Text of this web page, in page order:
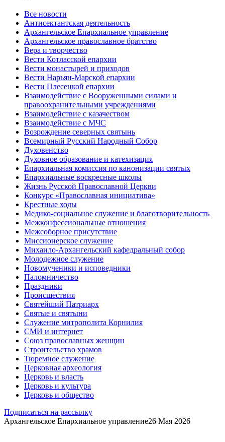
Все новости
Антисектантская деятельность
Архангельское Епархиальное управление
Архангельское православное братство
Вера и творчество
Вести Котласской епархии
Вести монастырей и приходов
Вести Нарьян-Марской епархии
Вести Плесецкой епархии
Взаимодействие с Вооруженными силами и
правоохранительными учреждениями
Взаимодействие с казачеством
Взаимодействие с МЧС
Возрождение северных святынь
Всемирный Русский Народный Собор
Духовенство
Духовное образование и катехизация
Епархиальная комиссия по канонизации святых
Епархиальные воскресные школы
Жизнь Русской Православной Церкви
Конкурс «Православная инициатива»
Крестные ходы
Медико-социальное служение и благотворительность
Межконфессиональные отношения
Межсоборное присутствие
Миссионерское служение
Михаило-Архангельский кафедральный собор
Молодежное служение
Новомученики и исповедники
Паломничество
Праздники
Происшествия
Святейший Патриарх
Святые и святыни
Служение митрополита Корнилия
СМИ и интернет
Союз православных женщин
Строительство храмов
Тюремное служение
Церковная археология
Церковь и власть
Церковь и культура
Церковь и общество
Подписаться на рассылку
Архангельское Епархиальное управление26 Мая 2026